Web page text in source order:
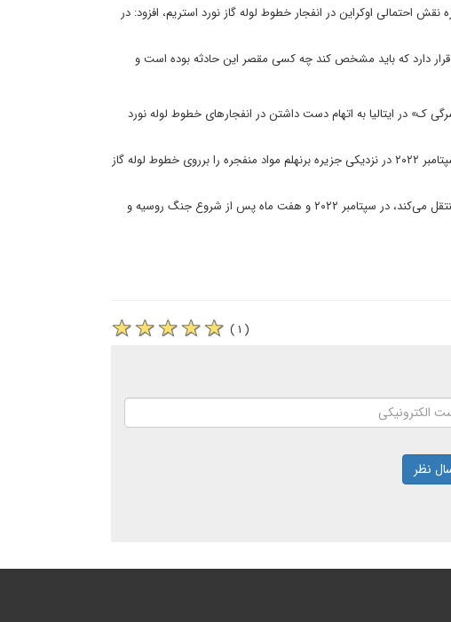
احتمالی اوکراین در انفجار خطوط لوله گاز نورد استریم، افزود: در
دارد که باید مشخص کند چه کسی مقصر این حادثه بوده است و
ک» در ایتالیا به اتهام دست داشتن در انفجارهای خطوط لوله نورد
بر اساس اعلام مقامات قضایی آلمان، فرد بازداشت شده، یکی از اعضای گروهی بود که در سپتامبر ۲۰۲۲ در نزدیکی جزیره برنهلم مواد منفجره را برروی خطوط لوله گاز
خطوط لوله چند میلیارد دلاری نورد استریم یک و ۲ که گاز را از زیر دریای بالتیک به اروپا منتقل می‌کند، در سپتامبر ۲۰۲۲ و هفت ماه پس از شروع جنگ روسیه و
( ۱ )
نظر